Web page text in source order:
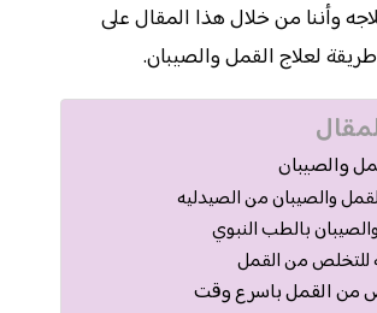
وأننا من خلال هذا المقال على
لعلاج القمل والصيبان.
والصيبان
والصيبان من الصيدليه
بالطب النبوي
للتخلص من القمل
من القمل باسرع وقت